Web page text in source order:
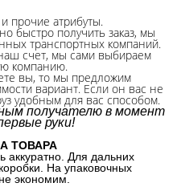
прочие атрибуты.
быстро получить заказ, мы
транспортных компаний.
наш счет, мы сами выбираем
компанию.
вы, то мы предложим
вариант. Если он вас не
удобным для вас способом.
получателю в момент
руки!
ТОВАРА
аккуратно. Для дальних
На упаковочных
экономим.